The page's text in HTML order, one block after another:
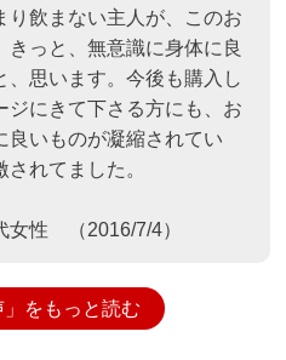
り飲まない主人が、このお
っと、無意識に身体に良
、思います。今後も購入し
ジにきて下さる方にも、お
良いものが凝縮されてい
れてました。
性 （2016/7/4）
」をもっと読む